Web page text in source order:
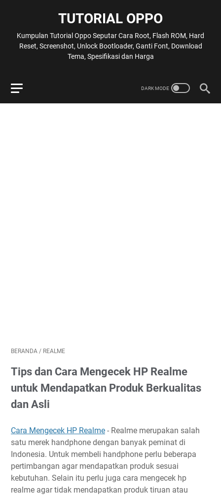
TUTORIAL OPPO
Kumpulan Tutorial Oppo Seputar Cara Root, Flash ROM, Hard
Reset, Screenshot, Unlock Bootloader, Ganti Font, Download
Tema, Spesifikasi dan Harga
BERANDA / REALME
Tips dan Cara Mengecek HP Realme
untuk Mendapatkan Produk Berkualitas
dan Asli
Cara Mengecek HP Realme - Realme merupakan salah
satu merek handphone dengan banyak peminat di
Indonesia. Untuk membeli handphone perlu beberapa
pertimbangan agar mendapatkan produk sesuai
kebutuhan. Selain itu perlu juga cara mengecek hp
realme agar tidak mendapatkan produk tiruan atau